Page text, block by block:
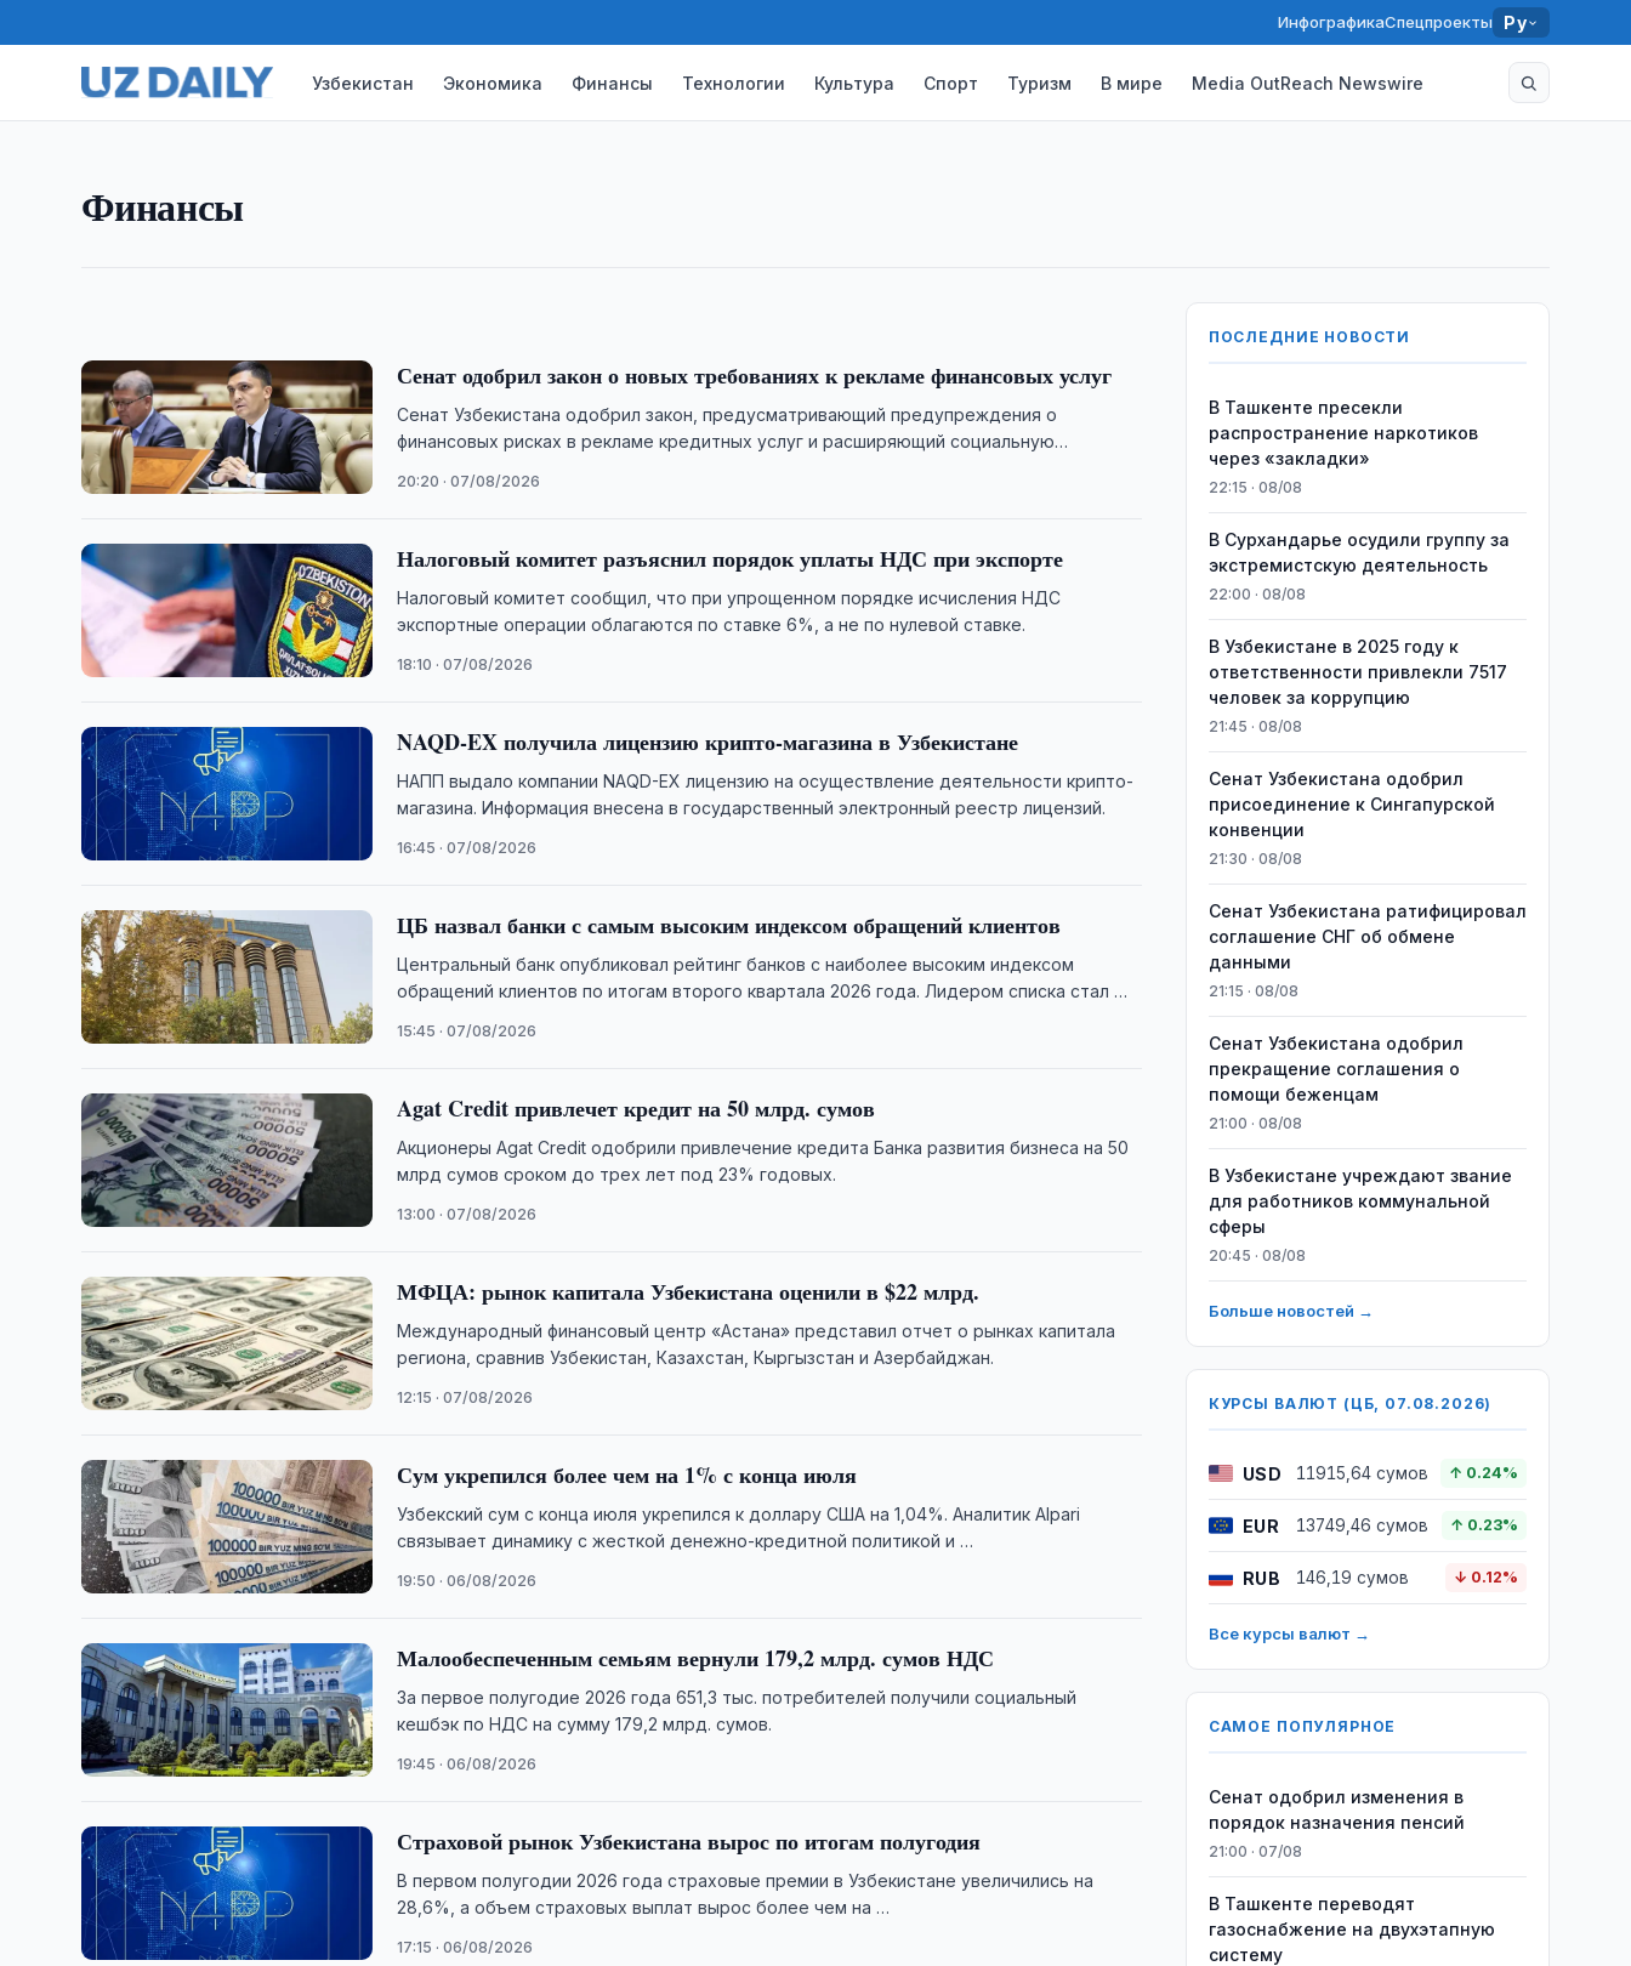
ИнфографикаСпецпроекты Ру
Узбекистан Экономика Финансы Технологии Культура Спорт Туризм В мире Media OutReach Newswire
Финансы
ФИНАНСЫ
инвалидности и новые гарантии минимального размера пенсионных выплат.
Сенат одобрил закон о новых требованиях к рекламе финансовых услуг
Сенат Узбекистана одобрил закон, предусматривающий предупреждения о
финансовых рисках в рекламе кредитных услуг и расширяющий социальную
20:20 · 07/08/2026
Налоговый комитет разъяснил порядок уплаты НДС при экспорте
Налоговый комитет сообщил, что при упрощенном порядке исчисления НДС
экспортные операции облагаются по ставке 6%, а не по нулевой ставке.
18:10 · 07/08/2026
NAQD-EX получила лицензию крипто-магазина в Узбекистане
НАПП выдало компании NAQD-EX лицензию на осуществление деятельности крипто-
магазина. Информация внесена в государственный электронный реестр лицензий.
16:45 · 07/08/2026
ЦБ назвал банки с самым высоким индексом обращений клиентов
Центральный банк опубликовал рейтинг банков с наиболее высоким индексом
обращений клиентов по итогам второго квартала 2026 года. Лидером списка стал …
15:45 · 07/08/2026
Agat Credit привлечет кредит на 50 млрд. сумов
Акционеры Agat Credit одобрили привлечение кредита Банка развития бизнеса на 50
млрд сумов сроком до трех лет под 23% годовых.
13:00 · 07/08/2026
МФЦА: рынок капитала Узбекистана оценили в $22 млрд.
Международный финансовый центр «Астана» представил отчет о рынках капитала
региона, сравнив Узбекистан, Казахстан, Кыргызстан и Азербайджан.
12:15 · 07/08/2026
Сум укрепился более чем на 1% с конца июля
Узбекский сум с конца июля укрепился к доллару США на 1,04%. Аналитик Alpari
связывает динамику с жесткой денежно-кредитной политикой и …
19:50 · 06/08/2026
Малообеспеченным семьям вернули 179,2 млрд. сумов НДС
За первое полугодие 2026 года 651,3 тыс. потребителей получили социальный
кешбэк по НДС на сумму 179,2 млрд. сумов.
19:45 · 06/08/2026
Страховой рынок Узбекистана вырос по итогам полугодия
В первом полугодии 2026 года страховые премии в Узбекистане увеличились на
28,6%, а объем страховых выплат вырос более чем на …
17:15 · 06/08/2026
ПОСЛЕДНИЕ НОВОСТИ
В Ташкенте пресекли
распространение наркотиков
через «закладки»
22:15 · 08/08
В Сурхандарье осудили группу за
экстремистскую деятельность
22:00 · 08/08
В Узбекистане в 2025 году к
ответственности привлекли 7517
человек за коррупцию
21:45 · 08/08
Сенат Узбекистана одобрил
присоединение к Сингапурской
конвенции
21:30 · 08/08
Сенат Узбекистана ратифицировал
соглашение СНГ об обмене
данными
21:15 · 08/08
Сенат Узбекистана одобрил
прекращение соглашения о
помощи беженцам
21:00 · 08/08
В Узбекистане учреждают звание
для работников коммунальной
сферы
20:45 · 08/08
Больше новостей →
КУРСЫ ВАЛЮТ (ЦБ, 07.08.2026)
USD 11915,64 сумов ↑ 0.24%
EUR 13749,46 сумов ↑ 0.23%
RUB 146,19 сумов ↓ 0.12%
Все курсы валют →
САМОЕ ПОПУЛЯРНОЕ
Сенат одобрил изменения в
порядок назначения пенсий
21:00 · 07/08
В Ташкенте переводят
газоснабжение на двухэтапную
систему